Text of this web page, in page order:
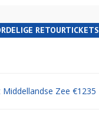
RETOURTICKETS
Middellandse Zee €1235